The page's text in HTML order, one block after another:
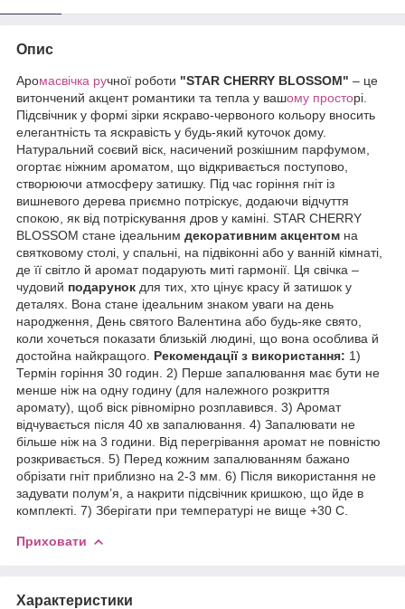
Опис
Аромасвічка ручної роботи "STAR CHERRY BLOSSOM" – це
витончений акцент романтики та тепла у вашому просторі.
Підсвічник у формі зірки яскраво-червоного кольору вносить
елегантність та яскравість у будь-який куточок дому.
Натуральний соєвий віск, насичений розкішним парфумом,
огортає ніжним ароматом, що відкривається поступово,
створюючи атмосферу затишку. Під час горіння гніт із
вишневого дерева приємно потріскує, додаючи відчуття
спокою, як від потріскування дров у каміні. STAR CHERRY
BLOSSOM стане ідеальним декоративним акцентом на
святковому столі, у спальні, на підвіконні або у ванній кімнаті,
де її світло й аромат подарують миті гармонії. Ця свічка –
чудовий подарунок для тих, хто цінує красу й затишок у
деталях. Вона стане ідеальним знаком уваги на день
народження, День святого Валентина або будь-яке свято,
коли хочеться показати близькій людині, що вона особлива й
достойна найкращого. Рекомендації з використання: 1)
Термін горіння 30 годин. 2) Перше запалювання має бути не
менше ніж на одну годину (для належного розкриття
аромату), щоб віск рівномірно розплавився. 3) Аромат
відчувається після 40 хв запалювання. 4) Запалювати не
більше ніж на 3 години. Від перегрівання аромат не повністю
розкривається. 5) Перед кожним запалюванням бажано
обрізати гніт приблизно на 2-3 мм. 6) Після використання не
задувати полум’я, а накрити підсвічник кришкою, що йде в
комплекті. 7) Зберігати при температурі не вище +30 С.
Приховати
Характеристики